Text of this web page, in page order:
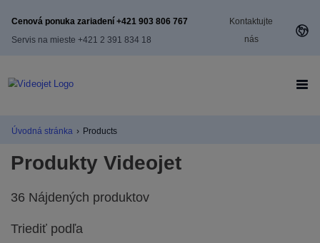
Cenová ponuka zariadení +421 903 806 767
Servis na mieste +421 2 391 834 18
Kontaktujte
nás
Úvodná stránka › Products
Produkty Videojet
36 Nájdených produktov
Triediť podľa